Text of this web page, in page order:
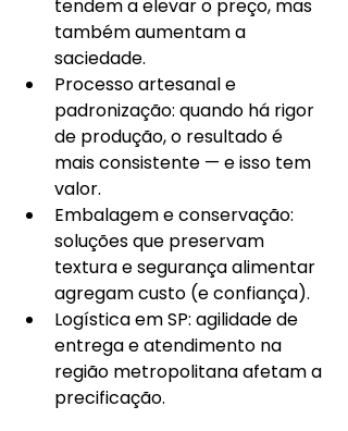
tendem a elevar o preço, mas
também aumentam a
saciedade.
Processo artesanal e
padronização: quando há rigor
de produção, o resultado é
mais consistente — e isso tem
valor.
Embalagem e conservação:
soluções que preservam
textura e segurança alimentar
agregam custo (e confiança).
Logística em SP: agilidade de
entrega e atendimento na
região metropolitana afetam a
precificação.